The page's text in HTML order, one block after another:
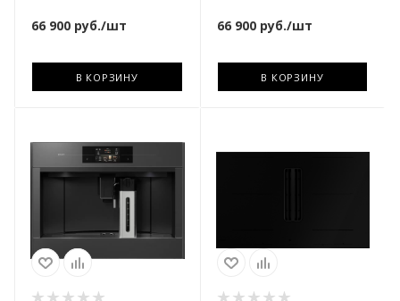
66 900 руб./шт
В КОРЗИНУ
66 900руб./шт
В КОРЗИНУ